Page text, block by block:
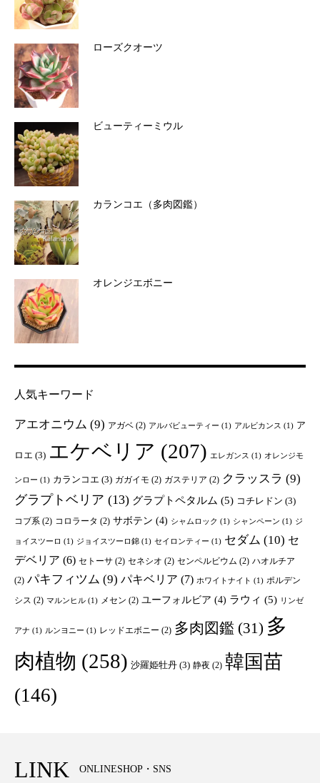
ローズクオーツ
ビューティーミウル
カランコエ（多肉図鑑）
オレンジエボニー
人気キーワード
アエオニウム (9) アガベ (2) アルバビューティー (1) アルビカンス (1) ア
ロエ (3) エケベリア (207) エレガンス (1) オレンジモ
ンロー (1) カランコエ (3) ガガイモ (2) ガステリア (2) クラッスラ (9)
グラプトベリア (13) グラプトペタルム (5) コチレドン (3)
コブ系 (2) コロラータ (2) サボテン (4) シャムロック (1) シャンペーン (1) ジ
ョイスツーロ (1) ジョイスツーロ錦 (1) セイロンティー (1) セダム (10) セ
デベリア (6) セトーサ (2) セネシオ (2) センペルビウム (2) ハオルチア
(2) パキフィツム (9) パキベリア (7) ホワイトナイト (1) ポルデン
シス (2) マルンヒル (1) メセン (2) ユーフォルビア (4) ラウィ (5) リンゼ
アナ (1) ルンヨニー (1) レッドエボニー (2) 多肉図鑑 (31) 多
肉植物 (258) 沙羅姫牡丹 (3) 静夜 (2) 韓国苗
(146)
LINK ONLINESHOP・SNS